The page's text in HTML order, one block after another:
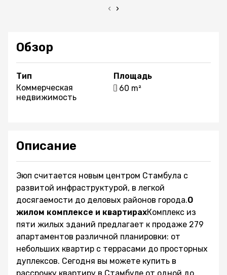
‹ ›
Обзор
Тип
Коммерческая
недвижимость
Площадь
60 m²
Описание
Эюп считается новым центром Стамбула с
развитой инфраструктурой, в легкой
досягаемости до деловых районов города.О
жилом комплексе и квартирахКомплекс из
пяти жилых зданий предлагает к продаже 279
апартаментов различной планировки: от
небольших квартир с террасами до просторных
дуплексов. Сегодня вы можете купить в